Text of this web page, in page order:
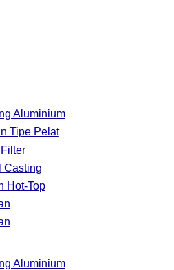
Aluminium
Tipe Pelat
Casting
Hot-Top
Aluminium